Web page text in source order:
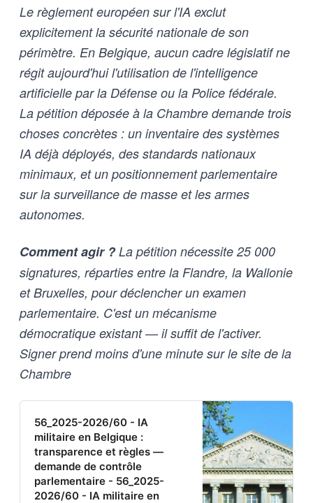
Le règlement européen sur l'IA exclut
explicitement la sécurité nationale de son
périmètre. En Belgique, aucun cadre législatif ne
régit aujourd'hui l'utilisation de l'intelligence
artificielle par la Défense ou la Police fédérale.
La pétition déposée à la Chambre demande trois
choses concrètes : un inventaire des systèmes
IA déjà déployés, des standards nationaux
minimaux, et un positionnement parlementaire
sur la surveillance de masse et les armes
autonomes.
Comment agir ?La pétition nécessite 25 000
signatures, réparties entre la Flandre, la Wallonie
et Bruxelles, pour déclencher un examen
parlementaire. C'est un mécanisme
démocratique existant — il suffit de l'activer.
Signer prend moins d'une minute sur le site de la
Chambre
56_2025-2026/60 - IA
militaire en Belgique :
transparence et règles —
demande de contrôle
parlementaire - 56_2025-
2026/60 - IA militaire en